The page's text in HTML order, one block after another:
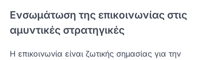
Ενσωμάτωση της επικοινωνίας στις
αμυντικές στρατηγικές
Η επικοινωνία είναι ζωτικής σημασίας για την